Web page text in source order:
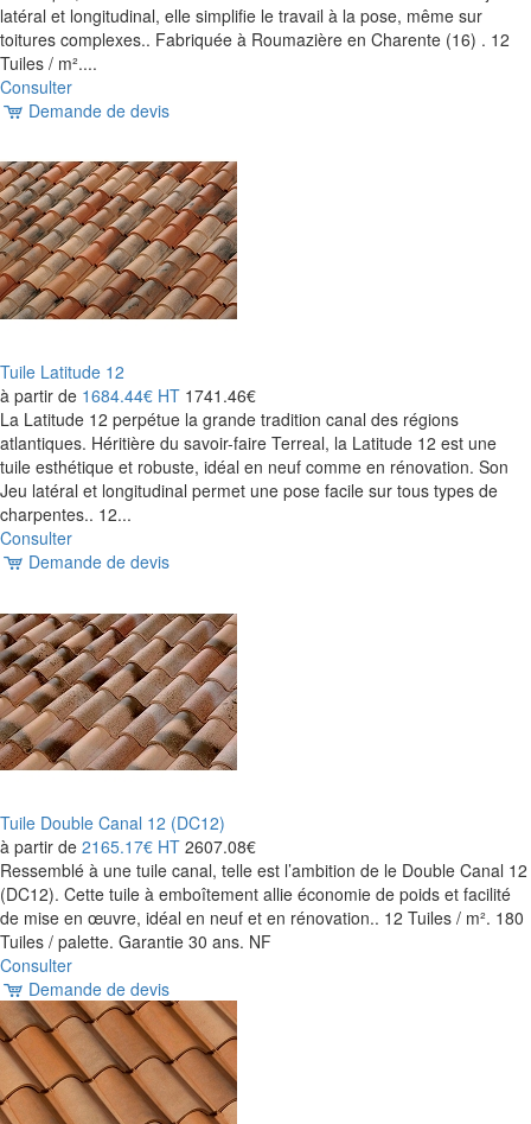
latéral et longitudinal, elle simplifie le travail à la pose, même sur
toitures complexes.. Fabriquée à Roumazière en Charente (16) . 12
Tuiles / m²....
Consulter
Demande de devis
Tuile Latitude 12
à partir de 1684.44€ HT 1741.46€
La Latitude 12 perpétue la grande tradition canal des régions
atlantiques. Héritière du savoir-faire Terreal, la Latitude 12 est une
tuile esthétique et robuste, idéal en neuf comme en rénovation. Son
Jeu latéral et longitudinal permet une pose facile sur tous types de
charpentes.. 12...
Consulter
Demande de devis
Tuile Double Canal 12 (DC12)
à partir de 2165.17€ HT 2607.08€
Ressemblé à une tuile canal, telle est l’ambition de le Double Canal 12
(DC12). Cette tuile à emboîtement allie économie de poids et facilité
de mise en œuvre, idéal en neuf et en rénovation.. 12 Tuiles / m². 180
Tuiles / palette. Garantie 30 ans. NF
Consulter
Demande de devis